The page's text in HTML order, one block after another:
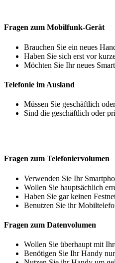
Fragen zum Mobilfunk-Gerät
Brauchen Sie ein neues
Haben Sie sich erst vor
Möchten Sie Ihr neues
Telefonie im Ausland
Müssen Sie geschäftlich
Sind die geschäftlich oder
Fragen zum Telefoniervolumen
Verwenden Sie Ihr
Wollen Sie hauptsächlich
Haben Sie gar keinen
Benutzen Sie ihr
Fragen zum Datenvolumen
Wollen Sie überhaupt mit
Benötigen Sie Ihr Handy